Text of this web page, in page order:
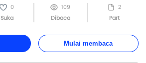
0
Suka
109
Dibaca
2
Part
Mulai membaca